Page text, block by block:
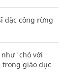
đặc công rừng
'chó với
giáo dục